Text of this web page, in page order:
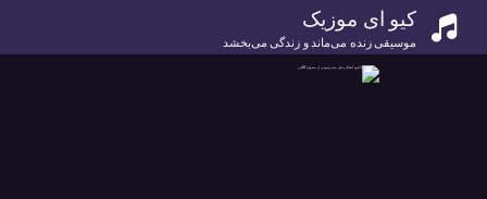
کیو ای موزیک
موسیقی زنده می‌ماند و زندگی می‌بخشد